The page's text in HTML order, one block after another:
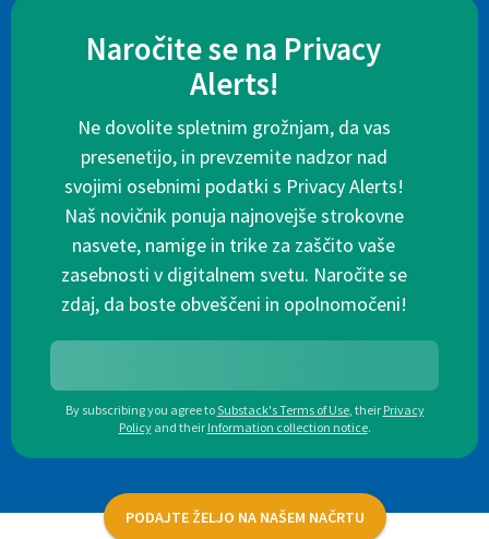
Naročite se na Privacy
Alerts!
Ne dovolite spletnim grožnjam, da vas
presenetijo, in prevzemite nadzor nad
svojimi osebnimi podatki s Privacy Alerts!
Naš novičnik ponuja najnovejše strokovne
nasvete, namige in trike za zaščito vaše
zasebnosti v digitalnem svetu. Naročite se
zdaj, da boste obveščeni in opolnomočeni!
By subscribing you agree toSubstack's Terms of Use, their Privacy
Policy and their Information collection notice.
PODAJTE ŽELJO NA NAŠEM NAČRTU